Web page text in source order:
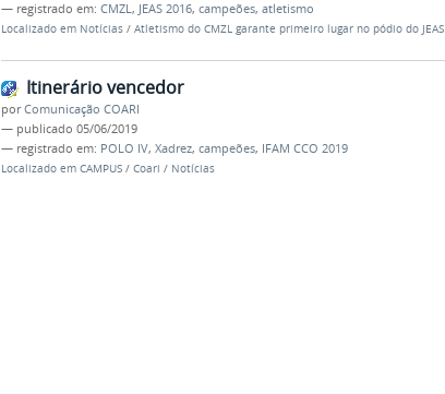
— registrado em: CMZL, JEAS 2016, campeões, atletismo
Localizado em Notícias / Atletismo do CMZL garante primeiro lugar no pódio do JEAS
Itinerário vencedor
porComunicação COARI
— publicado 05/06/2019
— registrado em: POLO IV, Xadrez, campeões, IFAM CCO 2019
Localizado em CAMPUS / Coari / Notícias